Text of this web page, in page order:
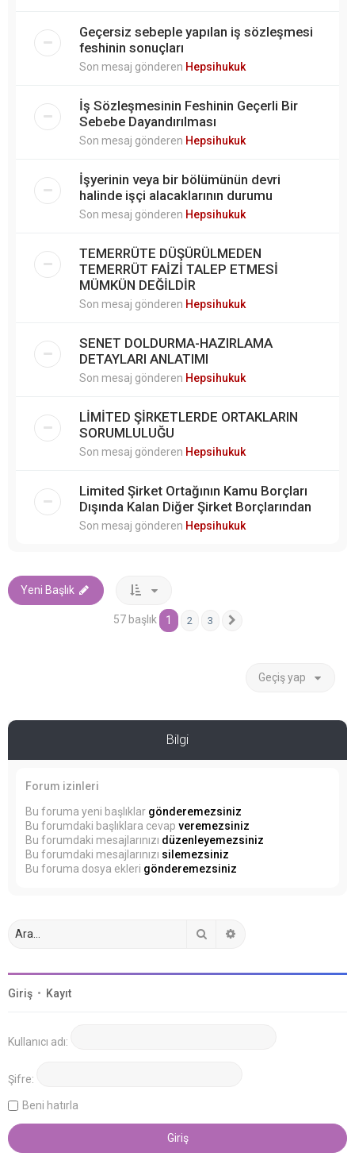
Geçersiz sebeple yapılan iş sözleşmesi
feshinin sonuçları
Son mesaj gönderen Hepsihukuk
İş Sözleşmesinin Feshinin Geçerli Bir
Sebebe Dayandırılması
Son mesaj gönderen Hepsihukuk
İşyerinin veya bir bölümünün devri
halinde işçi alacaklarının durumu
Son mesaj gönderen Hepsihukuk
TEMERRÜTE DÜŞÜRÜLMEDEN
TEMERRÜT FAİZİ TALEP ETMESİ
MÜMKÜN DEĞİLDİR
Son mesaj gönderen Hepsihukuk
SENET DOLDURMA-HAZIRLAMA
DETAYLARI ANLATIMI
Son mesaj gönderen Hepsihukuk
LİMİTED ŞİRKETLERDE ORTAKLARIN
SORUMLULUĞU
Son mesaj gönderen Hepsihukuk
Limited Şirket Ortağının Kamu Borçları
Dışında Kalan Diğer Şirket Borçlarından
Son mesaj gönderen Hepsihukuk
Yeni Başlık
57 başlık 1 2 3
Geçiş yap
Bilgi
Forum izinleri
Bu foruma yeni başlıklar gönderemezsiniz
Bu forumdaki başlıklara cevap veremezsiniz
Bu forumdaki mesajlarınızı düzenleyemezsiniz
Bu forumdaki mesajlarınızı silemezsiniz
Bu foruma dosya ekleri gönderemezsiniz
Giriş • Kayıt
Kullanıcı adı:
Şifre:
Beni hatırla